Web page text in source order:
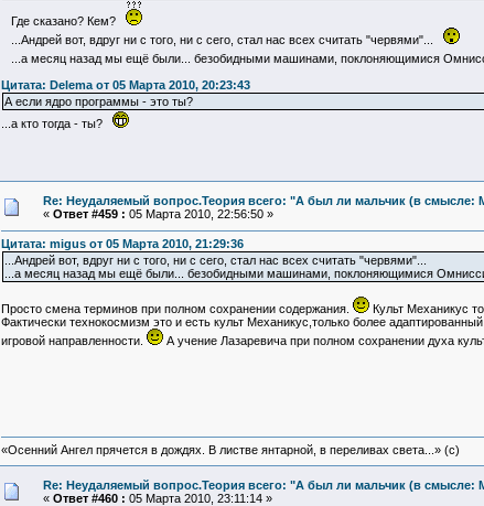
Где сказано? Кем?
...Андрей вот, вдруг ни с того, ни с сего, стал нас всех считать "червями"...
...а месяц назад мы ещё были... безобидными машинами, поклоняющимися
Цитата: Delema от 05 Марта 2010, 20:23:43
А если ядро программы - это ты?
...а кто тогда - ты?
Re: Неудаляемый вопрос.Теория всего: "А был ли мальчик (в смысле:
« Ответ #459 : 05 Марта 2010, 22:56:50 »
Цитата: migus от 05 Марта 2010, 21:29:36
...Андрей вот, вдруг ни с того, ни с сего, стал нас всех считать "червями"...
...а месяц назад мы ещё были... безобидными машинами, поклоняющимися
Просто смена терминов при полном сохранении содержания.
Культ Механикус
Фактически технокосмизм это и есть культ Механикус,только более
игровой направленности.
А учение Лазаревича при полном сохранении духа
«Осенний Ангел прячется в дождях. В листве янтарной, в переливах света...» (c)
Re: Неудаляемый вопрос.Теория всего: "А был ли мальчик (в смысле:
« Ответ #460 : 05 Марта 2010, 23:11:14 »